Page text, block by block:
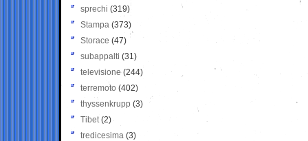
sprechi (319)
Stampa (373)
Storace (47)
subappalti (31)
televisione(244)
terremoto (402)
thyssenkrupp (3)
Tibet(2)
tredicesima (3)